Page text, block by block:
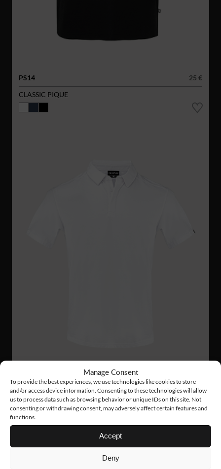
Manage Consent
To provide the best experiences, we use technologies like cookies to store
and/or access device information. Consenting to these technologies will allow
us to process data such as browsing behavior or unique IDs on this site. Not
consenting or withdrawing consent, may adversely affect certain features and
functions.
Accept
Deny
PS14
25 €
CLASSIC PIQUE
33 €
FUNCTIONAL PIQUE